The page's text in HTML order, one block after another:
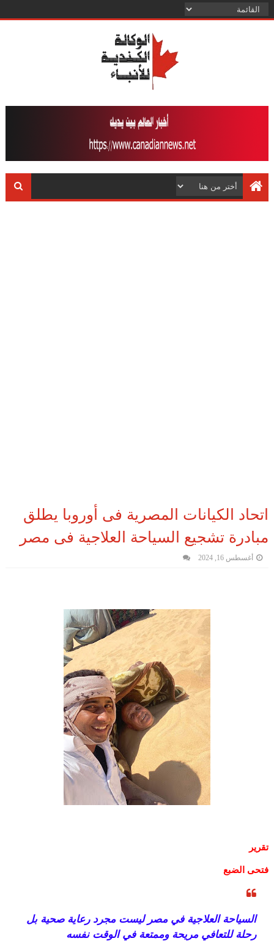
اتحاد الكيانات المصرية فى أوروبا يطلق
مبادرة تشجيع السياحة العلاجية فى مصر
أغسطس 16, 2024
تقرير
فتحى الضبع
السياحة العلاجية في مصر ليست مجرد رعاية صحية بل
رحلة للتعافي مريحة وممتعة في الوقت نفسه